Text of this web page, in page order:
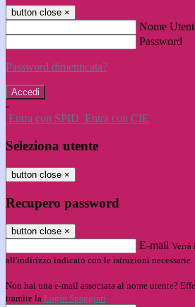
button close ×
Nome
Password
Password dimenticata?
-
Entra con SPID Entra con CIE
Seleziona utente
button close ×
Recupero password
button close ×
E-mail Verrà
all'indirizzo indicato con le istruzioni necessarie.
Non hai una e-mail associata al nome utente?
tramite la Login Spaggiari